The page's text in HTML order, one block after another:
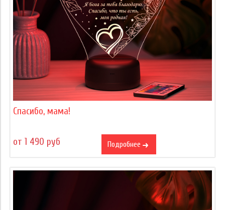
Спасибо, мама!
от 1 490 руб Подробнее